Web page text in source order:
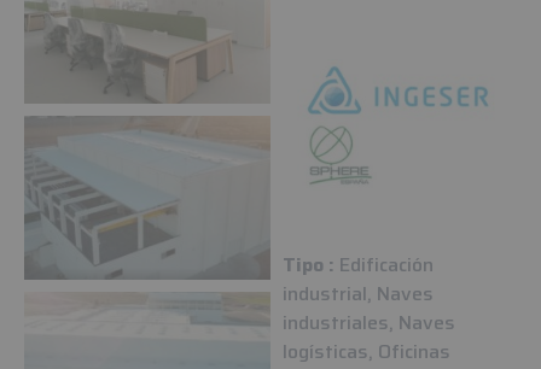
Tipo : Edificación
industrial, Naves
industriales, Naves
logísticas, Oficinas